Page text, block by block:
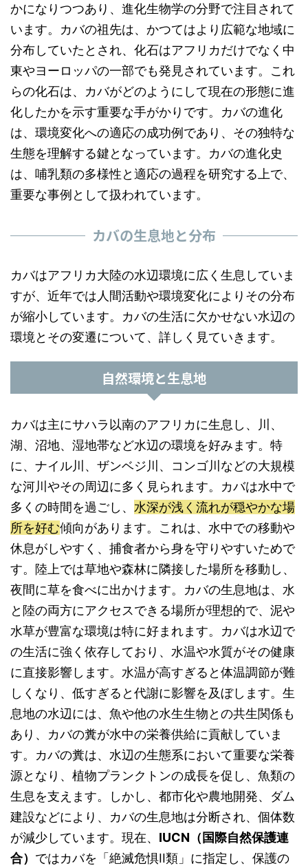
かになりつつあり、進化生物学の分野で注目されて
います。カバの祖先は、かつてはより広範な地域に
分布していたとされ、化石はアフリカだけでなく中
東やヨーロッパの一部でも発見されています。これ
らの化石は、カバがどのようにして現在の形態に進
化したかを示す重要な手がかりです。カバの進化
は、環境変化への適応の成功例であり、その独特な
生態を理解する鍵となっています。カバの進化史
は、哺乳類の多様性と適応の過程を研究する上で、
重要な事例として扱われています。
カバの生息地と分布
カバはアフリカ大陸の水辺環境に広く生息していま
すが、近年では人間活動や環境変化によりその分布
が縮小しています。カバの生活に欠かせない水辺の
環境とその変遷について、詳しく見ていきます。
自然環境と生息地
カバは主にサハラ以南のアフリカに生息し、川、
湖、沼地、湿地帯など水辺の環境を好みます。特
に、ナイル川、ザンベジ川、コンゴ川などの大規模
な河川やその周辺に多く見られます。カバは水中で
多くの時間を過ごし、 水深が浅く流れが穏やかな場
所を好む傾向があります。これは、水中での移動や
休息がしやすく、捕食者から身を守りやすいためで
す。陸上では草地や森林に隣接した場所を移動し、
夜間に草を食べに出かけます。カバの生息地は、水
と陸の両方にアクセスできる場所が理想的で、泥や
水草が豊富な環境は特に好まれます。カバは水辺で
の生活に強く依存しており、水温や水質がその健康
に直接影響します。水温が高すぎると体温調節が難
しくなり、低すぎると代謝に影響を及ぼします。生
息地の水辺には、魚や他の水生生物との共生関係も
あり、カバの糞が水中の栄養供給に貢献していま
す。カバの糞は、水辺の生態系において重要な栄養
源となり、植物プランクトンの成長を促し、魚類の
生息を支えます。しかし、都市化や農地開発、ダム
建設などにより、カバの生息地は分断され、個体数
が減少しています。現在、 IUCN（国際自然保護連
合） ではカバを「絶滅危惧II類」に指定し、保護の